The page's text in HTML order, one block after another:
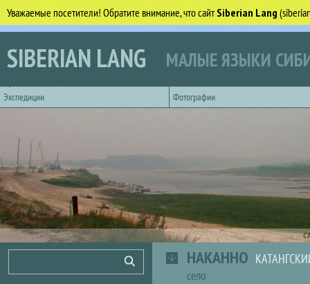
Уважаемые посетители! Обратите внимание, что сайтSiberian Lang
Перейти к основному содержанию
SIBERIAN LANG МАЛЫЕ ЯЗЫКИ
Экспедиции
Фотографии
НАКАННО
село
Поиск